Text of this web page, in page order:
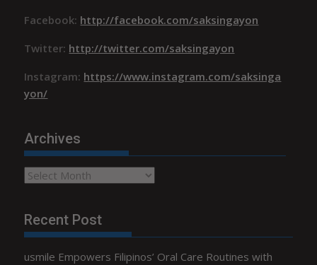
Facebook: http://facebook.com/saksingayon
Twitter: http://twitter.com/saksingayon
Instagram: https://www.instagram.com/saksinga
yon/
Archives
Archives
Recent Post
usmile Empowers Filipinos’ Oral Care Routines with